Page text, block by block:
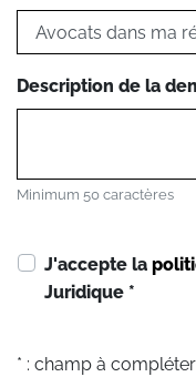
Description de la
Minimum 50 caractères
J'accepte la
Juridique *
* : champ à compléter